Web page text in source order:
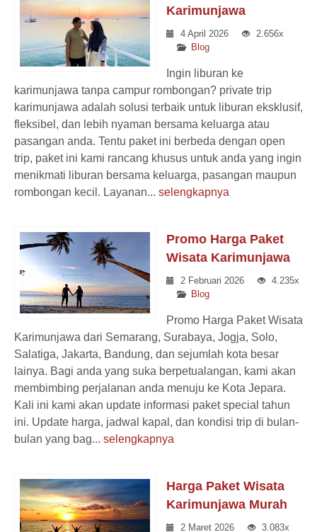
Karimunjawa
4 April 2026
2.656x
Blog
Ingin liburan ke
karimunjawa tanpa campur rombongan? private trip
karimunjawa adalah solusi terbaik untuk liburan eksklusif,
fleksibel, dan lebih nyaman bersama keluarga atau
pasangan anda. Tentu paket ini berbeda dengan open
trip, paket ini kami rancang khusus untuk anda yang ingin
menikmati liburan bersama keluarga, pasangan maupun
rombongan kecil. Layanan... selengkapnya
Promo Harga Paket
Wisata Karimunjawa
2 Februari 2026
4.235x
Blog
Promo Harga Paket Wisata
Karimunjawa dari Semarang, Surabaya, Jogja, Solo,
Salatiga, Jakarta, Bandung, dan sejumlah kota besar
lainya. Bagi anda yang suka berpetualangan, kami akan
membimbing perjalanan anda menuju ke Kota Jepara.
Kali ini kami akan update informasi paket special tahun
ini. Update harga, jadwal kapal, dan kondisi trip di bulan-
bulan yang bag... selengkapnya
Harga Paket Wisata
Karimunjawa Murah
2 Maret 2026
3.083x